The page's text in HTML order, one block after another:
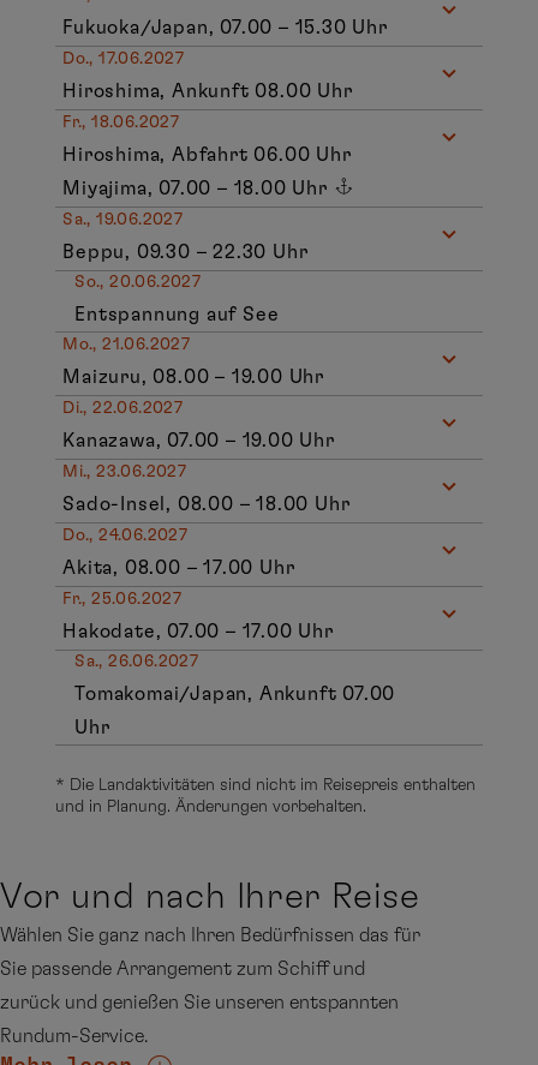
Fukuoka/Japan, 07.00 – 15.30 Uhr
Do., 17.06.2027
Hiroshima, Ankunft 08.00 Uhr
Fr., 18.06.2027
Hiroshima, Abfahrt 06.00 Uhr
Miyajima, 07.00 – 18.00 Uhr
Sa., 19.06.2027
Beppu, 09.30 – 22.30 Uhr
So., 20.06.2027
Entspannung auf See
Mo., 21.06.2027
Maizuru, 08.00 – 19.00 Uhr
Di., 22.06.2027
Kanazawa, 07.00 – 19.00 Uhr
Mi., 23.06.2027
Sado-Insel, 08.00 – 18.00 Uhr
Do., 24.06.2027
Akita, 08.00 – 17.00 Uhr
Fr., 25.06.2027
Hakodate, 07.00 – 17.00 Uhr
Sa., 26.06.2027
Tomakomai/Japan, Ankunft 07.00
Uhr
* Die Landaktivitäten sind nicht im Reisepreis enthalten
und in Planung. Änderungen vorbehalten.
Vor und nach Ihrer Reise
Wählen Sie ganz nach Ihren Bedürfnissen das für
Sie passende Arrangement zum Schiff und
zurück und genießen Sie unseren entspannten
Rundum-Service.